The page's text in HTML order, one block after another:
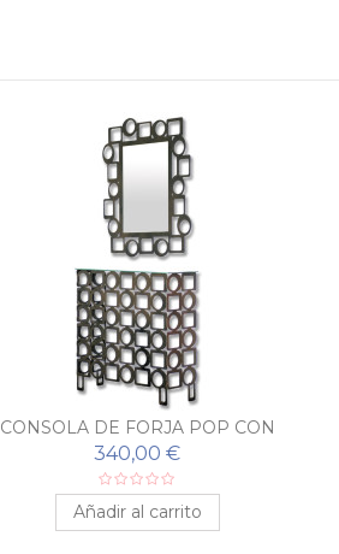
CONSOLA DE FORJA POP CON
ESPEJO A JUEGO
340,00 €
Añadir al carrito